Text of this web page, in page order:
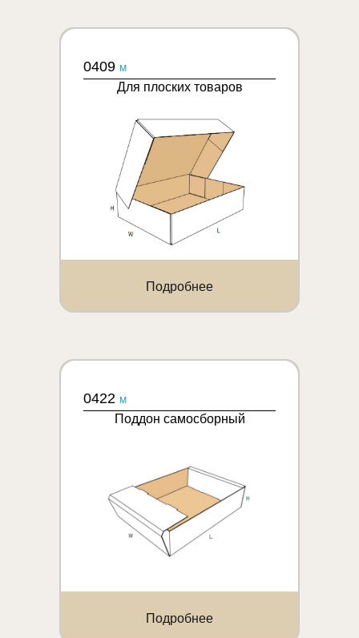
0409 M
Для плоских товаров
Подробнее
0422 M
Поддон самосборный
Подробнее